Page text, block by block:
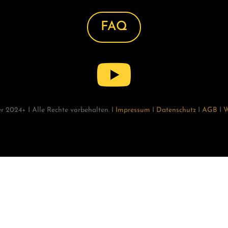
FAQ

2024+ I Alle Rechte vorbehalten. I Impressum Datenschutz AGB